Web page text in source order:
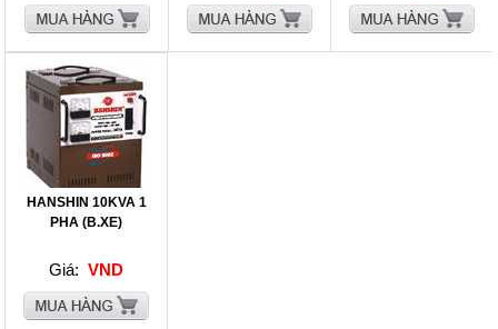
HANSHIN 10KVA 1
PHA (B.XE)
Giá: VND